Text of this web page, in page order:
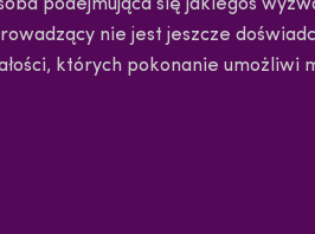
podejmująca się jakiegoś
nie jest jeszcze
których pokonanie umożliwi